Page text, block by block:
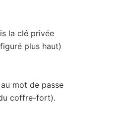
la clé privée
plus haut)
mot de passe
coffre-fort).